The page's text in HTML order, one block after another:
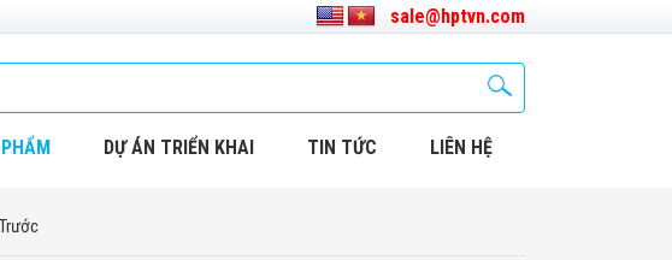
sale@hptvn.com
DỰ ÁN TRIỂN KHAI TIN TỨC LIÊN HỆ